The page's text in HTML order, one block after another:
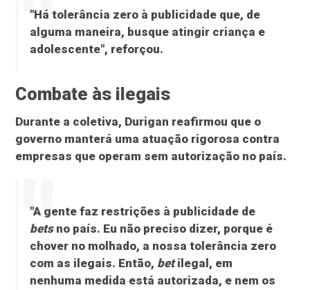
"Há tolerância zero à publicidade que, de
alguma maneira, busque atingir criança e
adolescente", reforçou.
Combate às ilegais
Durante a coletiva, Durigan reafirmou que o
governo manterá uma atuação rigorosa contra
empresas que operam sem autorização no país.
"A gente faz restrições à publicidade de
betsno país. Eu não preciso dizer, porque é
chover no molhado, a nossa tolerância zero
com as ilegais. Então, betilegal, em
nenhuma medida está autorizada, e nem os